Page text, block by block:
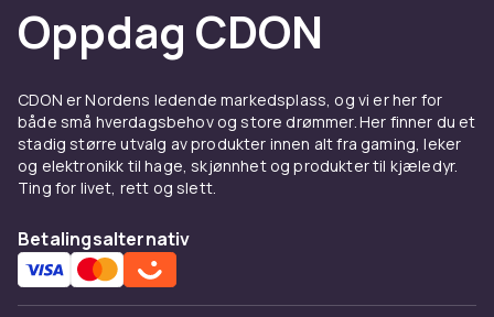
Oppdag CDON
CDON er Nordens ledende markedsplass, og vi er her for
både små hverdagsbehov og store drømmer. Her finner du et
stadig større utvalg av produkter innen alt fra gaming, leker
og elektronikk til hage, skjønnhet og produkter til kjæledyr.
Ting for livet, rett og slett.
Betalingsalternativ